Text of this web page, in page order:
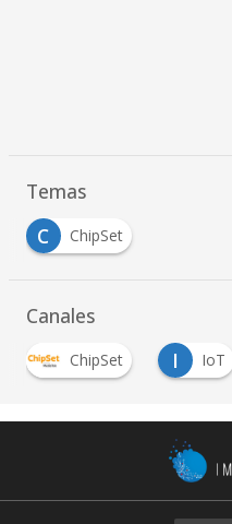
Temas
C
ChipSet
Canales
ChipSet I IoT